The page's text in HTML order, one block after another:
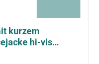
kurzem
hi-vis